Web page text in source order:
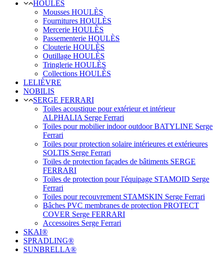
HOULÈS
Mousses HOULÈS
Fournitures HOULÈS
Mercerie HOULÈS
Passementerie HOULÈS
Clouterie HOULÈS
Outillage HOULÈS
Tringlerie HOULÈS
Collections HOULÈS
LELIÈVRE
NOBILIS
SERGE FERRARI
Toiles acoustique pour extérieur et intérieur
ALPHALIA Serge Ferrari
Toiles pour mobilier indoor outdoor BATYLINE Serge
Ferrari
Toiles pour protection solaire intérieures et extérieures
SOLTIS Serge Ferrari
Toiles de protection façades de bâtiments SERGE
FERRARI
Toiles de protection pour l'équipage STAMOID Serge
Ferrari
Toiles pour recouvrement STAMSKIN Serge Ferrari
Bâches PVC membranes de protection PROTECT
COVER Serge FERRARI
Accessoires Serge Ferrari
SKAI®
SPRADLING®
SUNBRELLA®